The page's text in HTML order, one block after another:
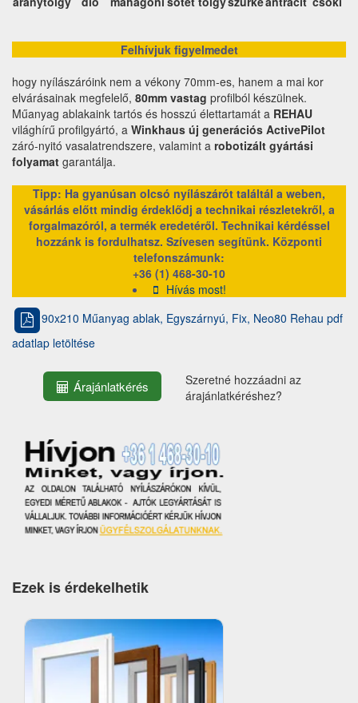
Felhívjuk figyelmedet
hogy nyílászáróink nem a vékony 70mm-es, hanem a mai kor
elvárásainak megfelelő, 80mm vastag profilból készülnek.
Műanyag ablakaink tartós és hosszú élettartamát a REHAU
világhírű profilgyártó, a Winkhaus új generációs ActivePilot
záró-nyitó vasalatrendszere, valamint a robotizált gyártási
folyamat garantálja.
Tipp: Ha gyanúsan olcsó nyílászárót találtál a weben,
vásárlás előtt mindig érdeklődj a technikai részletekről, a
forgalmazóról, a termék eredetéről. Technikai kérdéssel
hozzánk is fordulhatsz. Szívesen segítünk. Központi
telefonszámunk:
+36 (1) 468-30-10
Hívás most!
90x210 Műanyag ablak, Egyszárnyú, Fix, Neo80 Rehau pdf
adatlap letöltése
Árajánlatkérés
Szeretné hozzáadni az
árajánlatkéréshez?
Ezek is érdekelhetik